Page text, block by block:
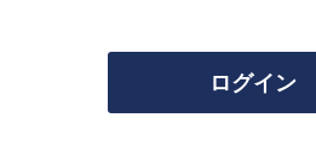
ログイン